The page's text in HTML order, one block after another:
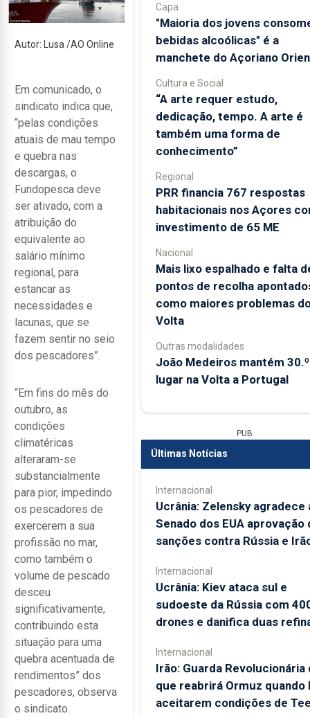
Autor: Lusa /AO Online
Em comunicado, o
sindicato indica que,
“pelas condições
atuais de mau tempo
e quebra nas
descargas, o
Fundopesca deve
ser ativado, com a
atribuição do
equivalente ao
salário mínimo
regional, para
estancar as
necessidades e
lacunas, que se
fazem sentir no seio
dos pescadores”.
“Em fins do mês do
outubro, as
condições
climatéricas
alteraram-se
substancialmente
para pior, impedindo
os pescadores de
exercerem a sua
profissão no mar,
como também o
volume de pescado
desceu
significativamente,
contribuindo esta
situação para uma
quebra acentuada de
rendimentos” dos
pescadores, observa
o sindicato.
Capa
"Maioria dos jovens
bebidas alcoólicas" é a
manchete do Açoriano
Cultura e Social
“A arte requer estudo,
dedicação, tempo. A arte é
também uma forma de
conhecimento”
Regional
PRR financia 767 respostas
habitacionais nos Açores
investimento de 65 ME
Nacional
Mais lixo espalhado e falta
pontos de recolha
como maiores problemas
Volta
Outras modalidades
João Medeiros mantém 30.º
lugar na Volta a Portugal
PUB
Últimas Notícias
Internacional
Ucrânia: Zelensky agradece
Senado dos EUA aprovação
sanções contra Rússia e
Internacional
Ucrânia: Kiev ataca sul e
sudoeste da Rússia com
drones e danifica duas
Internacional
Irão: Guarda Revolucionária
que reabrirá Ormuz quando
aceitarem condições de